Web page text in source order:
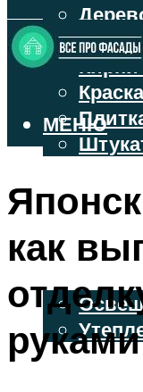
Краска
МЕНЮ
как